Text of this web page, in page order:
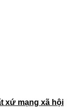
xứ mạng xã hội